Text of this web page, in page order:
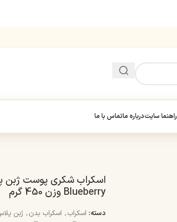
راهنما سایتدرباره ماتماس با ما
اسکراب شکری پوست ژبن
Blueberry وزن 450 گرم
دسته: اسکراب, اسکراب بدن, ژبن